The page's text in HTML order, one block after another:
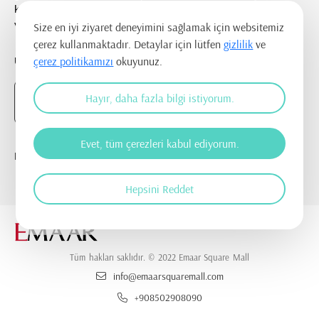
kurulmasına ve ticari elektronik ileti gönderilmesine onay
veriyorum.
UYGULAMAYI İNDİR
BİZİ TAKİP EDİN
Tüm hakları saklıdır. © 2022 Emaar Square Mall
info@emaarsquaremall.com
+908502908090
Size en iyi ziyaret deneyimini sağlamak için websitemiz
çerez kullanmaktadır. Detaylar için lütfengizlilik ve
çerez politikamızı okuyunuz.
Hayır, daha fazla bilgi istiyorum.
Evet, tüm çerezleri kabul ediyorum.
Hepsini Reddet